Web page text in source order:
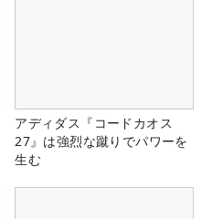
アディダス『コードカオス
27』は強烈な蹴りでパワーを
生む